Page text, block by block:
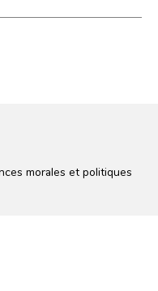
morales et politiques